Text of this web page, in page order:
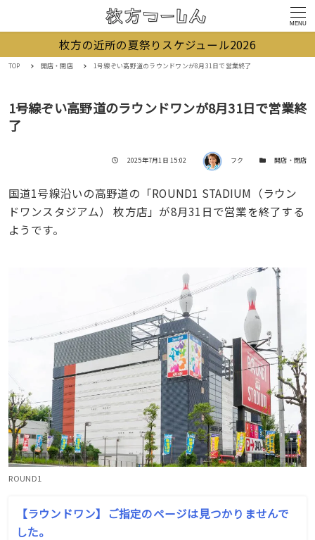
MENU
枚方の近所の夏祭りスケジュール2026
TOP 開店・閉店 1号線ぞい高野道のラウンドワンが8月31日で営業終了
1号線ぞい高野道のラウンドワンが8月31日で営業終
了
投稿日
2025年7月1日 15:02 著者 フク カテゴリー開店・閉店
国道1号線沿いの高野道の「ROUND1 STADIUM（ラウン
ドワンスタジアム） 枚方店」が8月31日で営業を終了する
ようです。
ROUND1
【ラウンドワン】ご指定のページは見つかりませんで
した。